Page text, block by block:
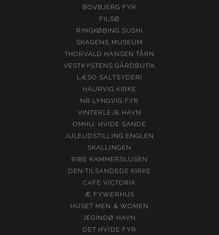
BOVBJERG FYR
FILSØ
RINGKØBING SUSHI
SKAGENS MUSEUM
THORVALD HANSEN TÅRN
VESTKYSTENS GÅRDBUTIK
LÆSO SALTSYDERI
HAURVIG KIRKE
NR.LYNGVIG FYR
VINTERLEJE HAVN
OMHU: HVIDE SANDE
JULEUDSTILLING ENGLEN
SKALLINGEN
RIBE KAMMERSLUSEN
DEN TILSANDEDE KIRKE
CAFÉ VICTORIA
Æ FYWERHUS
HUSET MEN & WOMEN
JEGINDØ HAVN
DET HVIDE FYR